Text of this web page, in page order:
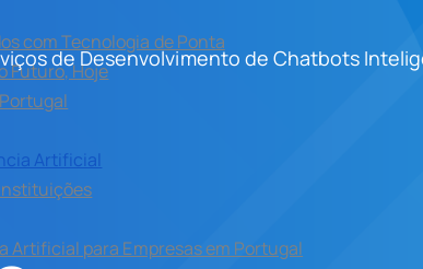
com Tecnologia de Ponta
Futuro, Hoje
Artificial
para Empresas em Portugal
de Desenvolvimento de Chatbots